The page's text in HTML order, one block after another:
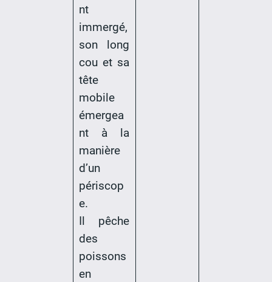
nt
immergé,
son long
cou et sa
tête
mobile
émergea
nt à la
manière
d’un
périscop
e.
Il pêche
des
poissons
en